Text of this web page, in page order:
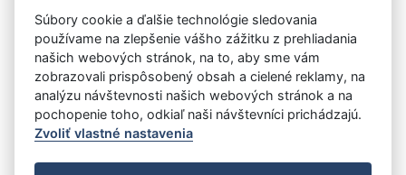
Návrat späť
Vystavil:Základná škola, Vážska ulica 399/5, Ladce
Úrad vlády SR - Všetky práva vyhradené
Súbory cookie a ďalšie technológie sledovania
používame na zlepšenie vášho zážitku z prehliadania
našich webových stránok, na to, aby sme vám
zobrazovali prispôsobený obsah a cielené reklamy, na
analýzu návštevnosti našich webových stránok a na
pochopenie toho, odkiaľ naši návštevníci prichádzajú.
Zvoliť vlastné nastavenia